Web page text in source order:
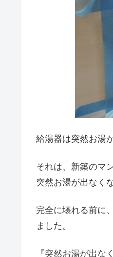
給湯器は突然お湯
それは、新築のマ
突然お湯が出なく
完全に壊れる前に
ました。
『突然お湯が出な